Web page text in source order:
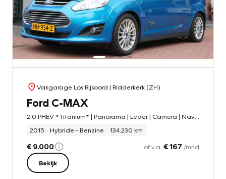
Vakgarage Los Rijsoord | Ridderkerk (ZH)
Ford C-MAX
2015
Hybride - Benzine 134.230 km
€ 9.000 of v.a. € 167 /mnd
Bekijk